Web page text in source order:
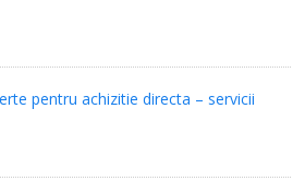
pentru achizitie directa – servicii